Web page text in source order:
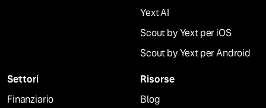
Yext AI
Scout by Yext per iOS
Scout by Yext per Android
Settori
Finanziario
Risorse
Blog